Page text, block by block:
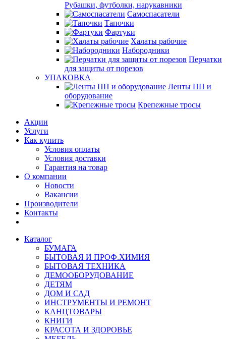
Рубашки, футболки, нарукавники
Самоспасатели
Тапочки
Фартуки
Халаты рабочие
Набородники
Перчатки
для защиты от порезов
УПАКОВКА
Ленты ПП и
оборудование
Крепежные тросы
Акции
Услуги
Как купить
Условия оплаты
Условия доставки
Гарантия на товар
О компании
Новости
Вакансии
Производители
Контакты
Каталог
БУМАГА
БЫТОВАЯ И ПРОФ.ХИМИЯ
БЫТОВАЯ ТЕХНИКА
ДЕМООБОРУДОВАНИЕ
ДЕТЯМ
ДОМ И САД
ИНСТРУМЕНТЫ И РЕМОНТ
КАНЦТОВАРЫ
КНИГИ
КРАСОТА И ЗДОРОВЬЕ